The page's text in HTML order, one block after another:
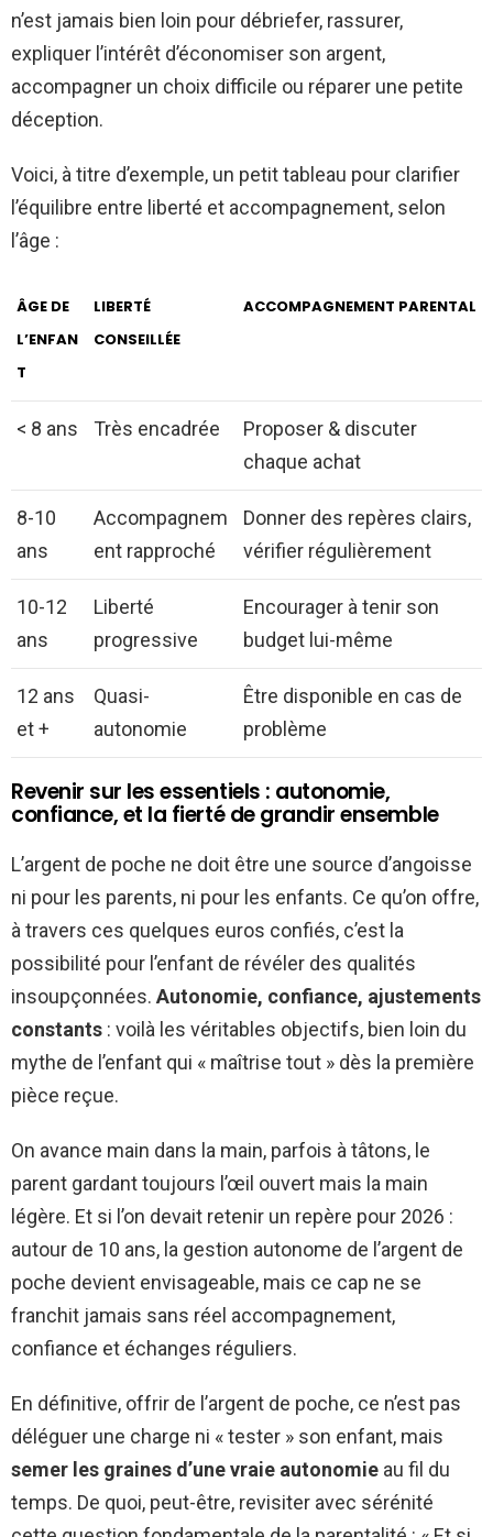
n’est jamais bien loin pour débriefer, rassurer,
expliquer l’intérêt d’économiser son argent,
accompagner un choix difficile ou réparer une petite
déception.
Voici, à titre d’exemple, un petit tableau pour clarifier
l’équilibre entre liberté et accompagnement, selon
l’âge :
ÂGE DE
L’ENFAN
T
LIBERTÉ
CONSEILLÉE
ACCOMPAGNEMENT PARENTAL
< 8 ans Très encadrée
Proposer & discuter
chaque achat
8-10
ans
Accompagnem
ent rapproché
Donner des repères clairs,
vérifier régulièrement
10-12
ans
Liberté
progressive
Encourager à tenir son
budget lui-même
12 ans
et +
Quasi-
autonomie
Être disponible en cas de
problème
Revenir sur les essentiels : autonomie,
confiance, et la fierté de grandir ensemble
L’argent de poche ne doit être une source d’angoisse
ni pour les parents, ni pour les enfants. Ce qu’on offre,
à travers ces quelques euros confiés, c’est la
possibilité pour l’enfant de révéler des qualités
insoupçonnées. Autonomie, confiance, ajustements
constants : voilà les véritables objectifs, bien loin du
mythe de l’enfant qui « maîtrise tout » dès la première
pièce reçue.
On avance main dans la main, parfois à tâtons, le
parent gardant toujours l’œil ouvert mais la main
légère. Et si l’on devait retenir un repère pour 2026 :
autour de 10 ans, la gestion autonome de l’argent de
poche devient envisageable, mais ce cap ne se
franchit jamais sans réel accompagnement,
confiance et échanges réguliers.
En définitive, offrir de l’argent de poche, ce n’est pas
déléguer une charge ni « tester » son enfant, mais
semer les graines d’une vraie autonomie au fil du
temps. De quoi, peut-être, revisiter avec sérénité